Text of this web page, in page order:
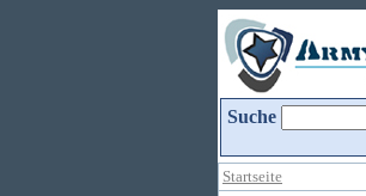
Suche
Startseite